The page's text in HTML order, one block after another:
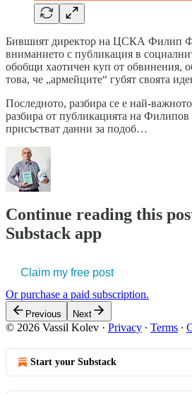
Бившият директор на ЦСКА Филип
вниманието с публикация в
обобщи хаотичен куп от обвинения,
това, че „армейците“ губят своята
Последното, разбира се е най-
разбира от публикацията на
присъстват данни за подоб…
Continue reading this
Substack app
Claim my free post
Or purchase a paid subscription.
Previous Next
© 2026 Vassil Kolev · Privacy ∙ Terms ∙
Start your Substack